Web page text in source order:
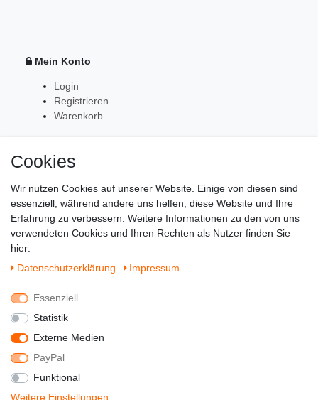
Mein Konto
Login
Registrieren
Warenkorb
Zahlung & Versand
Cookies
Wir nutzen Cookies auf unserer Website. Einige von diesen sind
essenziell, während andere uns helfen, diese Website und Ihre
Erfahrung zu verbessern. Weitere Informationen zu den von uns
verwendeten Cookies und Ihren Rechten als Nutzer finden Sie
hier:
Daten­schutz­erklärung
Impressum
Essenziell
Statistik
Externe Medien
PayPal
Funktional
Weitere Einstellungen